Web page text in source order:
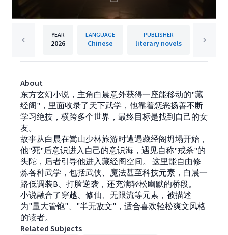
YEAR
2026
LANGUAGE
Chinese
PUBLISHER
literary novels
About
东方玄幻小说，主角白晨意外获得一座能移动的"藏
经阁"，里面收录了天下武学，他靠着惩恶扬善不断
学习绝技，横跨多个世界，最终目标是找到自己的女
友。
故事从白晨在嵩山少林旅游时遭遇藏经阁坍塌开始，
他"死"后意识进入自己的意识海，遇见自称"戒杀"的
头陀，后者引导他进入藏经阁空间。 这里能自由修
炼各种武学，包括武侠、魔法甚至科技元素，白晨一
路低调装B、打脸逆袭，还充满轻松幽默的桥段。
小说融合了穿越、修仙、无限流等元素，被描述
为"量大管饱"、"半无敌文"，适合喜欢轻松爽文风格
的读者。
Related Subjects